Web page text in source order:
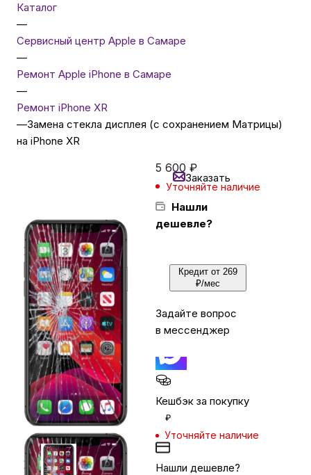
Бытовая техника
Красота и здоровье
Сумки и чемоданы
Для дома и дачи
LEGO
Для домашних питомцев
Умный дом и безопасность
Каталог
—
Сервисный центр Apple в Самаре
—
Ремонт Apple iPhone в Самаре
—
Ремонт iPhone XR
—Замена стекла дисплея (с сохранением Матрицы)
на iPhone XR
5 600 ₽
Уточняйте наличие
Нашли
дешевле?
Заказать
Кредит от 269
₽/мес
Задайте вопрос
в мессенджер
Кешбэк за покупку
₽
Уточняйте наличие
Нашли дешевле?